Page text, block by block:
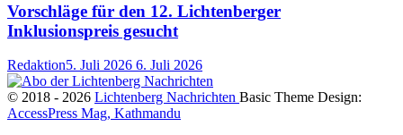
Vorschläge für den 12. Lichtenberger
Inklusionspreis gesucht
Redaktion5. Juli 2026 6. Juli 2026
© 2018 - 2026 Lichtenberg Nachrichten Basic Theme Design:
AccessPress Mag, Kathmandu